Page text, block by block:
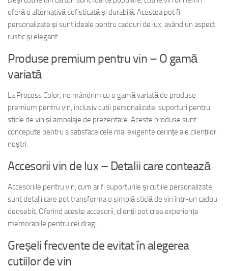
oferă o alternativă sofisticată și durabilă. Acestea pot fi
personalizate și sunt ideale pentru cadouri de lux, având un aspect
rustic și elegant.
Produse premium pentru vin – O gamă
variată
La Process Color, ne mândrim cu o gamă variată de produse
premium pentru vin, inclusiv cutii personalizate, suporturi pentru
sticle de vin și ambalaje de prezentare. Aceste produse sunt
concepute pentru a satisface cele mai exigente cerințe ale clienților
noștri.
Accesorii vin de lux – Detalii care contează
Accesoriile pentru vin, cum ar fi suporturile și cutiile personalizate,
sunt detalii care pot transforma o simplă sticlă de vin într-un cadou
deosebit. Oferind aceste accesorii, clienții pot crea experiențe
memorabile pentru cei dragi.
Greșeli frecvente de evitat în alegerea
cutiilor de vin